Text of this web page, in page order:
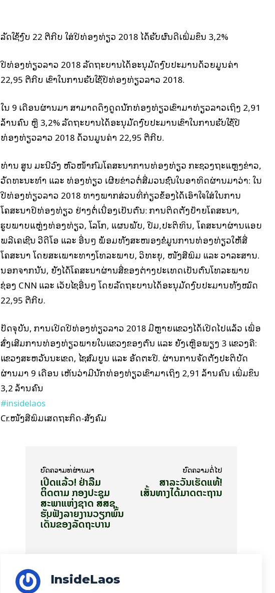
ລັດໃຊ້ງົບ 22 ຕື້ກີບ ໃສ່ປີທ່ອງທ່ຽວ 2018 ໄດ້ຮັບຜົນດີເພີ່ມຂຶ້ນ 3,2%
ປີທ່ອງທ່ຽວລາວ 2018 ລັດຖະບານໄດ້ອະນຸມັດງົບປະມານດ້ວຍມູນຄ່າ
22,95 ຕື້ກີບ ເຂົ້າໃນການຮັບໃຊ້ປີທ່ອງທ່ຽວລາວ 2018.
ໃນ 9 ເດືອນຜ່ານມາ ສາມາດດຶງດູດນັກທ່ອງທ່ຽວເຂົ້າມາທ່ຽວລາວເຖິງ 2,91
ລ້ານຄົນ ຫຼື 3,2% ລັດຖະບານໄດ້ອະນຸມັດງົບປະມານເຂົ້າໃນການຮັບໃຊ້ປີ
ທ່ອງທ່ຽວລາວ 2018 ດ້ວນມູນຄ່າ 22,95 ຕື້ກີບ.
ທ່ານ ສູນ ມະນີວົງ ຫົວໜ້າກົມໂຄສະນາການທ່ອງທ່ຽວ ກະຊວງຖະແຫຼງຂ່າວ,
ວັດທະນະທຳ ແລະ ທ່ອງທ່ຽວ ເຜີຍຂ່າວຕໍ່ສື່ມວນຊົນໃນອາທິດຜ່ານມາວ່າ: ໃນ
ປີທ່ອງທ່ຽວລາວ 2018 ທາງພາກສ່ວນທີ່ກ່ຽວຂ້ອງໄດ້ເອົາໃຈໃສ່ໃນການ
ໂຄສະນາປິທ່ອງທ່ຽວ ຢ່າງຕໍ່ເນື່ອງເປັນຕົ້ນ: ການຕິດຕັ້ງປ້າຍໂຄສະນາ,
ຮູບພາບແຫຼ່ງທ່ອງທ່ຽວ, ໂລໂກ, ແຜນພັບ, ປື້ມ,ປະຕິທິນ, ໂຄສະນາຜ່ານແອບ
ພລີເຄເຊີນ ວີດີໂອ ແລະ ອື່ນໆ ພ້ອມທັງສະໜອງຂໍ້ມູນການທ່ອງທ່ຽວໃຫ້ສື່
ໂຄສະນາ ໂດຍສະເພາະທາງໂທລະພາບ, ວິທະຍຸ, ໜັງສືພິມ ແລະ ວາລະສານ.
ນອກຈາກນັ້ນ, ຍັງໄດ້ໂຄສະນາຜ່ານສື່ຂອງຕ່າງປະເທດເປັນຕົ້ນໂທລະພາບ
ຊ່ອງ CNN ແລະ ເວັບໄຊອື່ນໆ ໂດຍລັດຖະບານໄດ້ອະນຸມັດງົບປະມານທັງໝົດ
22,95 ຕື້ກີບ.
ປັດຈຸບັນ, ການເປີດປີທ່ອງທ່ຽວລາວ 2018 ມີຫຼາຍແຂວງໄດ້ເປີດໄປແລ້ວ ເພື່ອ
ສົ່ງເສີມການທ່ອງທ່ຽວພາຍໃນແຂວງຂອງຕົນ ແລະ ຍັງເຫຼືອພຽງ 3 ແຂວງຄື:
ແຂວງສະຫວັນນະເຂດ, ໄຊສົມບູນ ແລະ ອັດຕະປື. ຜ່ານການຈັດຕັ້ງປະຕິບັດ
ຜ່ານມາ 9 ເດືອນ ເຫັນວ່າມີນັກທ່ອງທ່ຽວເຂົ້າມາເຖິງ 2,91 ລ້ານຄົນ ເພີ່ມຂຶ້ນ
3,2 ລ້ານຄົນ
#insidelaos
Cr.ໜັງສືພິມເສດຖະກິດ-ສັງຄົມ
ບົດ​ຄວາມ​ທີ່​ຜ່ານ​ມາ
ເປີດແລ້ວ! ຢ່າລືມ
ຕິດຕາມ ກອງປະຊຸມ
ສະພາແຫ່ງຊາດ ສສຊ
ຮັບຟັງລາຍງານວຽກພົ້ນ
ເດັ່ນຂອງລັດຖະບານ
ບົດ​ຄວາມ​ຕໍ່​ໄປ
ສາລະວັນເຮັດແທ້!
ເສັ້ນທາງໄດ້ມາດຕະຖານ
InsideLaos